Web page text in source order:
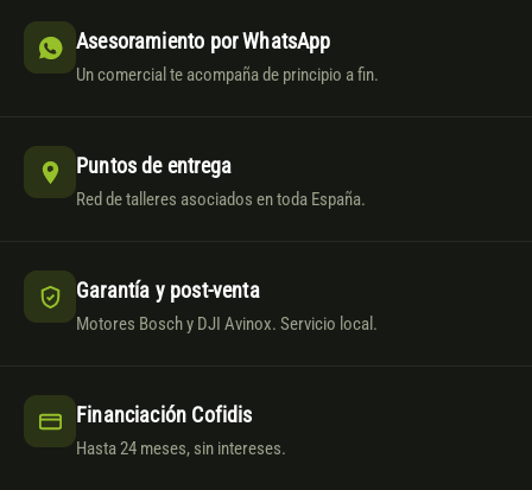
Asesoramiento por WhatsApp
Un comercial te acompaña de principio a fin.
Puntos de entrega
Red de talleres asociados en toda España.
Garantía y post-venta
Motores Bosch y DJI Avinox. Servicio local.
Financiación Cofidis
Hasta 24 meses, sin intereses.